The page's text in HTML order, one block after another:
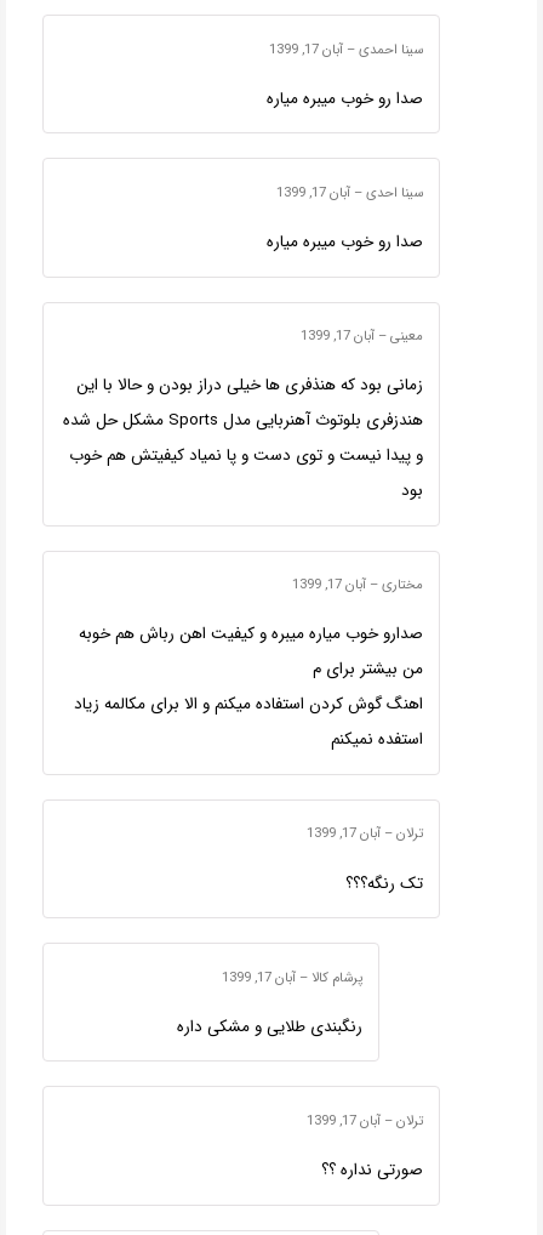
سینا احمدی– آبان 17, 1399
صدا رو خوب میبره میاره
سینا احدی– آبان 17, 1399
صدا رو خوب میبره میاره
معینی– آبان 17, 1399
زمانی بود که هنذفری ها خیلی دراز بودن و حالا با این
هندزفری بلوتوث آهنربایی مدل Sports مشکل حل شده
و پیدا نیست و توی دست و پا نمیاد کیفیتش هم خوب
بود
مختاری– آبان 17, 1399
صدارو خوب میاره میبره و کیفیت اهن رباش هم خوبه
من بیشتر برای م
اهنگ گوش کردن استفاده میکنم و الا برای مکالمه زیاد
استفده نمیکنم
ترلان– آبان 17, 1399
تک رنگه؟؟؟
پرشام کالا– آبان 17, 1399
رنگبندی طلایی و مشکی داره
ترلان– آبان 17, 1399
صورتی نداره ؟؟